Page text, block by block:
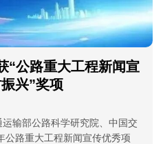
“公路重大工程新闻宣
兴”奖项
输部公路科学研究院、中国交
公路重大工程新闻宣传优秀项